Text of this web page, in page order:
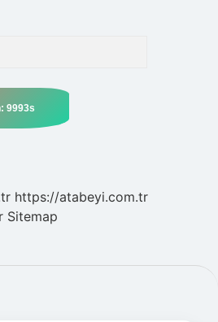
https://atabeyi.com.tr
Sitemap